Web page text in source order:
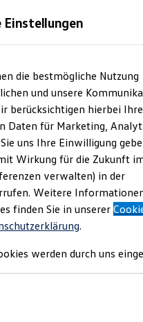
Gebrauchtwagen
Einstellungen
die bestmögliche Nutzung
und unsere
berücksichtigen hierbei Ihre
Daten für Marketing,
uns Ihre Einwilligung
Wirkung für die Zukunft
verwalten) in der
Weitere
finden Sie in unserer
.
werden durch uns